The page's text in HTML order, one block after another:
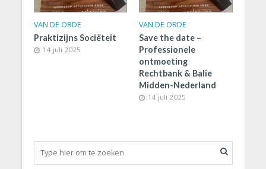
VAN DE ORDE
Praktizijns Sociëteit
14 juli 2025
VAN DE ORDE
Save the date –
Professionele
ontmoeting
Rechtbank & Balie
Midden-Nederland
14 juli 2025